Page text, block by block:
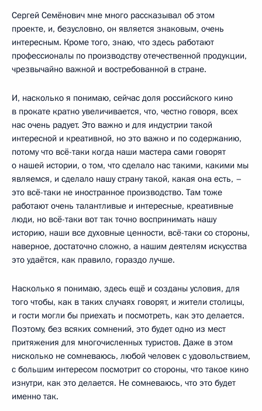
Сергей Семёнович мне много рассказывал об этом
проекте, и, безусловно, он является знаковым, очень
интересным. Кроме того, знаю, что здесь работают
профессионалы по производству отечественной продукции,
чрезвычайно важной и востребованной в стране.
И, насколько я понимаю, сейчас доля российского кино
в прокате кратно увеличивается, что, честно говоря, всех
нас очень радует. Это важно и для индустрии такой
интересной и креативной, но это важно и по содержанию,
потому что всё-таки когда наши мастера сами говорят
о нашей истории, о том, что сделало нас такими, какими мы
являемся, и сделало нашу страну такой, какая она есть, –
это всё-таки не иностранное производство. Там тоже
работают очень талантливые и интересные, креативные
люди, но всё-таки вот так точно воспринимать нашу
историю, наши все духовные ценности, всё-таки со стороны,
наверное, достаточно сложно, а нашим деятелям искусства
это удаётся, как правило, гораздо лучше.
Насколько я понимаю, здесь ещё и созданы условия, для
того чтобы, как в таких случаях говорят, и жители столицы,
и гости могли бы приехать и посмотреть, как это делается.
Поэтому, без всяких сомнений, это будет одно из мест
притяжения для многочисленных туристов. Даже в этом
нисколько не сомневаюсь, любой человек с удовольствием,
с большим интересом посмотрит со стороны, что такое кино
изнутри, как это делается. Не сомневаюсь, что это будет
именно так.